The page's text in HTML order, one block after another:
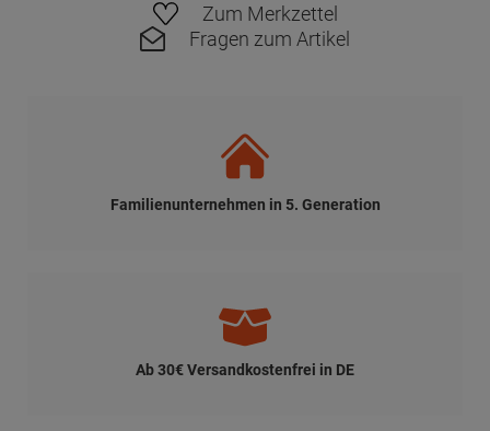
Zum Merkzettel
Fragen zum Artikel
Familienunternehmen in 5. Generation
Ab 30€ Versandkostenfrei in DE